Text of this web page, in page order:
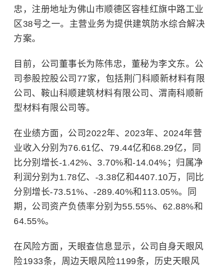
忠，注册地址为佛山市顺德区容桂红旗中路工业
区38号之一。主营业务为提供建筑防水综合解决
方案。
目前，公司董事长为陈伟忠，董秘为李文东。公
司参股控股公司77家，包括荆门科顺新材料有限
公司、鞍山科顺建筑材料有限公司、渭南科顺新
型材料有限公司等。
在业绩方面，公司2022年、2023年、2024年营
业收入分别为76.61亿、79.44亿和68.29亿，同
比分别增长-1.42%、3.70%和-14.04%；归属净
利润分别为1.78亿、-3.38亿和4407.10万，同比
分别增长-73.51%、-289.40%和113.05%。同
期，公司资产负债率分别为55.55%、62.88%和
64.55%。
在风险方面，天眼查信息显示，公司自身天眼风
险1933条，周边天眼风险1199条，历史天眼风